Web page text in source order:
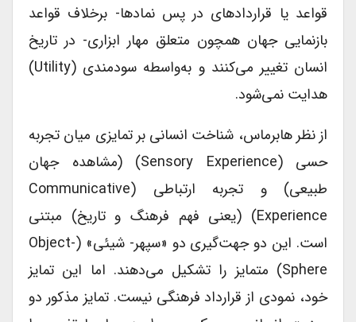
قواعد یا قراردادهای در پس نمادها- برخلاف قواعد
بازنمایی جهان همچون متعلق مهار ابزاری- در تاریخ
انسان تغییر می‌کنند و به‌واسطه سودمندی (utility)
هدایت نمی‌شود.
از نظر هابرماس، شناخت انسانی بر تمایزی میان تجربه
حسی (sensory Experience) (مشاهده جهان
طبیعی) و تجربه ارتباطی (communicative
Experience) (یعنی فهم فرهنگ و تاریخ) مبتنی
است. این دو جهت‌گیری دو «سپهر- شیئی» (object-
Sphere) متمایز را تشکیل می‌دهند. اما این تمایز
خود، نمودی از قرارداد فرهنگی نیست. تمایز مذکور دو